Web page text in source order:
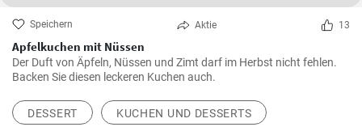
Speichern Aktie 13
Apfelkuchen mit Nüssen
Der Duft von Äpfeln, Nüssen und Zimt darf im Herbst nicht fehlen.
Backen Sie diesen leckeren Kuchen auch.
DESSERT KUCHEN UND DESSERTS